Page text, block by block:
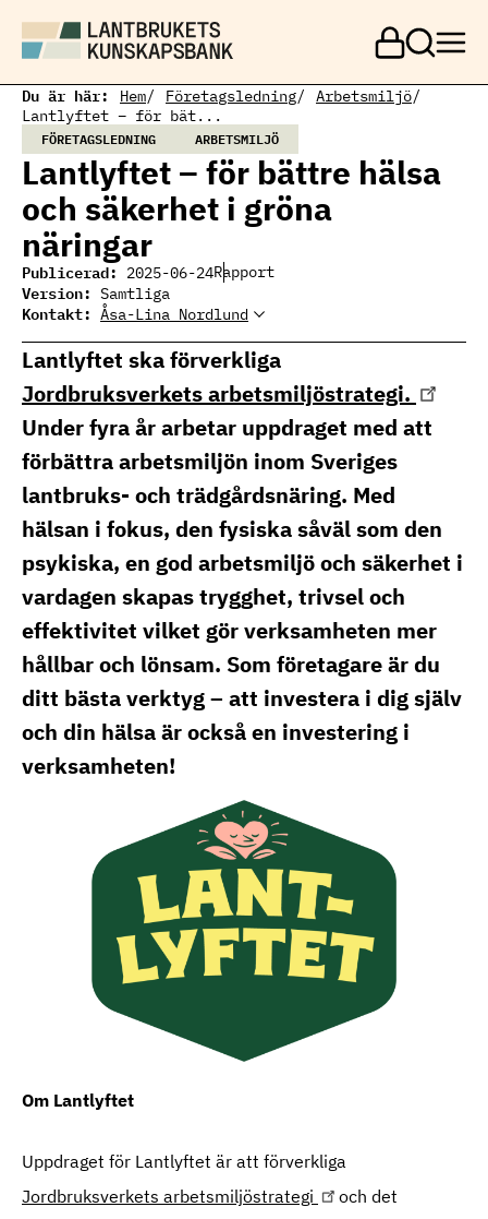
a
Du är här: Hem Företagsledning
Arbetsmiljö
Lantlyftet – för bät...
FÖRETAGSLEDNING ARBETSMILJÖ
Lantlyftet – för bättre hälsa
och säkerhet i gröna
näringar
Publicerad: 2025-06-24Rapport
Version: Samtliga
Kontakt: Åsa-Lina Nordlund
Åsa-Lina Nordlund
asa-
lina@nordlundsutveckling.se
070-8250716
Lantlyftet ska förverkliga
Jordbruksverkets arbetsmiljöstrategi.
Under fyra år arbetar uppdraget med att
förbättra arbetsmiljön inom Sveriges
lantbruks- och trädgårdsnäring. Med
hälsan i fokus, den fysiska såväl som den
psykiska, en god arbetsmiljö och säkerhet i
vardagen skapas trygghet, trivsel och
effektivitet vilket gör verksamheten mer
hållbar och lönsam. Som företagare är du
ditt bästa verktyg – att investera i dig själv
och din hälsa är också en investering i
verksamheten!
Om Lantlyftet
Uppdraget för Lantlyftet är att förverkliga
Jordbruksverkets arbetsmiljöstrategi
och det